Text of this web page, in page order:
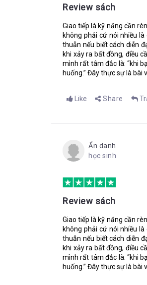
Theo tôi, Chương 7 có nội
cập lăn tăn ở Chương 7.
giao tiếp từ tác giả.
Một nội dung quan trọng
Thoạt nghe tên chương, ta
công việc.
siêu nhỏ. Dầu vậy, đây cũng
Cũng như trong Chương 6 và
Dưới đây là một số bước
Liên hệ ban đầu
Định giá
Diễn giải – bằng chứng
Thỏa thuận mua và
Quá trình hậu mãi và
Như các bạn cũng có thể
Review sách
Giao tiếp là kỹ năng cần
không phải cứ nói nhiều
thuẫn nếu biết cách diễn
khi xảy ra bất đồng, điều
mình rất tâm đắc là: “khi
huống.” Đây thực sự là bài
Like Share
Ẩn danh
học sinh
Review sách
Giao tiếp là kỹ năng cần
không phải cứ nói nhiều
thuẫn nếu biết cách diễn
khi xảy ra bất đồng, điều
mình rất tâm đắc là: “khi
huống.” Đây thực sự là bài